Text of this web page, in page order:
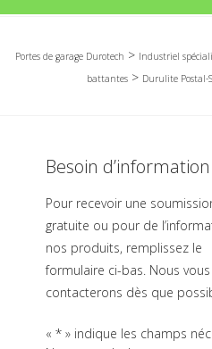
Portes de garage Durotech > Industriel
battantes > Durulite Postal-
Besoin d’information
Pour recevoir une
gratuite ou pour de
nos produits, remplissez le
formulaire ci-bas. Nous vous
contacterons dès que
« *» indique les champs